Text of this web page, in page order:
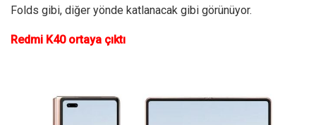
Folds gibi, diğer yönde katlanacak gibi görünüyor.
Redmi K40 ortaya çıktı